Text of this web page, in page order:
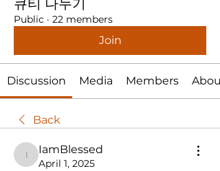
큐티 나누기
Public · 22 members
Join
Discussion Media Members About
Back
IamBlessed
IamBlessed
April 1, 2025